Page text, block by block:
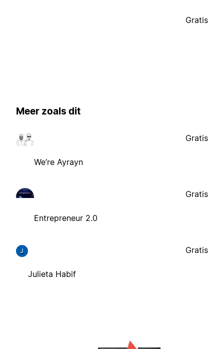
Gratis
Meer zoals dit
We’re Ayrayn
Gratis
Entrepreneur 2.0
Gratis
J
Julieta Habif
Gratis